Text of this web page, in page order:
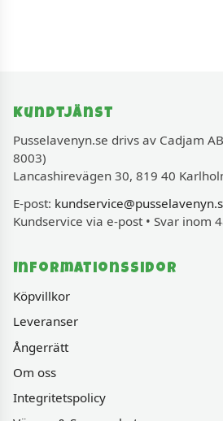
Kundtjänst
Pusselavenyn.se drivs av Cadjam
8003)
Lancashirevägen 30, 819 40
E-post:
Kundservice via e-post • Svar inom
Informationssidor
Köpvillkor
Leveranser
Ångerrätt
Om oss
Integritetspolicy